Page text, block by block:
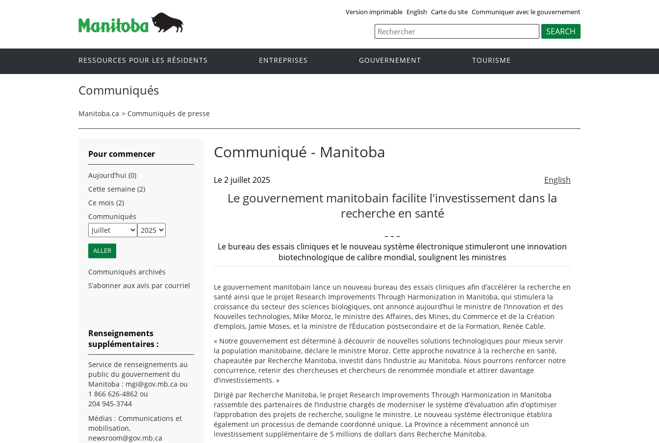
Version imprimable English Carte du site Communiquer avec le gouvernement
RESSOURCES POUR LES RÉSIDENTS ENTREPRISES GOUVERNEMENT TOURISME
Communiqués
Manitoba.ca > Communiqués de presse
Communiqué - Manitoba
English
Le 2 juillet 2025
Le gouvernement manitobain facilite l'investissement dans la
recherche en santé
– – –
Le bureau des essais cliniques et le nouveau système électronique stimuleront une innovation
biotechnologique de calibre mondial, soulignent les ministres
Le gouvernement manitobain lance un nouveau bureau des essais cliniques afin d’accélérer la recherche en
santé ainsi que le projet Research Improvements Through Harmonization in Manitoba, qui stimulera la
croissance du secteur des sciences biologiques, ont annoncé aujourd’hui le ministre de l’Innovation et des
Nouvelles technologies, Mike Moroz, le ministre des Affaires, des Mines, du Commerce et de la Création
d’emplois, Jamie Moses, et la ministre de l’Éducation postsecondaire et de la Formation, Renée Cable.
« Notre gouvernement est déterminé à découvrir de nouvelles solutions technologiques pour mieux servir
la population manitobaine, déclare le ministre Moroz. Cette approche novatrice à la recherche en santé,
chapeautée par Recherche Manitoba, investit dans l’industrie au Manitoba. Nous pourrons renforcer notre
concurrence, retenir des chercheuses et chercheurs de renommée mondiale et attirer davantage
d’investissements. »
Dirigé par Recherche Manitoba, le projet Research Improvements Through Harmonization in Manitoba
rassemble des partenaires de l’industrie chargés de moderniser le système d’évaluation afin d’optimiser
l’approbation des projets de recherche, souligne le ministre. Le nouveau système électronique établira
également un processus de demande coordonné unique. La Province a récemment annoncé un
investissement supplémentaire de 5 millions de dollars dans Recherche Manitoba.
Pour commencer
Aujourd’hui (0)
Cette semaine (2)
Ce mois (2)
Communiqués
Communiqués archivés
S’abonner aux avis par courriel
Renseignements
supplémentaires :
Service de renseignements au
public du gouvernement du
Manitoba : mgi@gov.mb.ca ou
1 866 626-4862 ou
204 945-3744
Médias : Communications et
mobilisation,
newsroom@gov.mb.ca